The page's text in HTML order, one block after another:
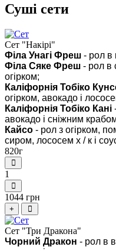
Суші сети
Сет "Накірi"
Філа Унагі Фреш - рол в
Філа Сяке Фреш - рол в
огірком;
Каліфорнія Тобіко
огірком, авокадо і
Каліфорнія Тобіко Кані
авокадо і сніжним
Кайсо - рол з огірком,
сиром, лососем х / к і
820г
1
1044 грн
+
Сет "Три Дракона"
Чорний Дракон - рол в